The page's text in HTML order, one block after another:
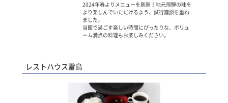
2024年春よりメニューを刷新！地元飛騨の味を
より楽しんでいただけるよう、試行錯誤を重ね
ました。
当館で過ごす楽しい時間にぴったりな、ボリュ
ーム満点の料理もお楽しみください。
レストハウス雷鳥